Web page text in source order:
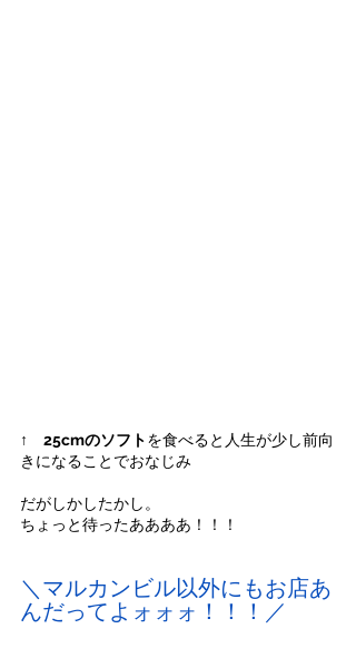
↑ 25cmのソフトを食べると人生が少し前向
きになることでおなじみ
だがしかしたかし。
ちょっと待ったああああ！！！
＼マルカンビル以外にもお店あ
んだってよォォォ！！！／